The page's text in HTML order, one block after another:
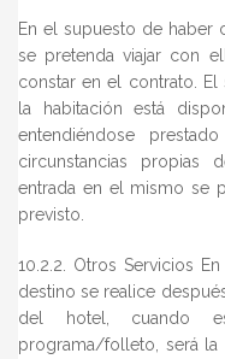
En el supuesto de haber
se pretenda viajar con
constar en el contrato.
la habitación está
entendiéndose
circunstancias propias
entrada en el mismo se
previsto.
10.2.2. Otros Servicios
destino se realice
del hotel, cuando
programa/folleto, será la